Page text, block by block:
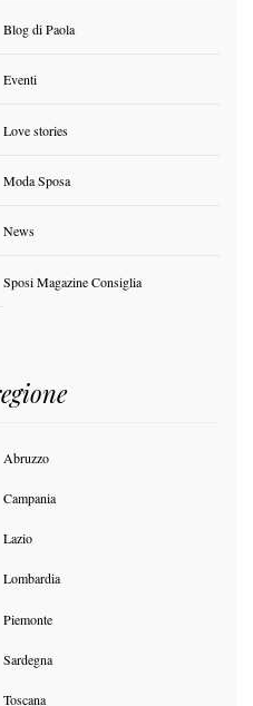
Blog di Paola
Eventi
Love stories
Moda Sposa
News
Sposi Magazine Consiglia
Abruzzo
Campania
Lazio
Lombardia
Piemonte
Sardegna
Toscana